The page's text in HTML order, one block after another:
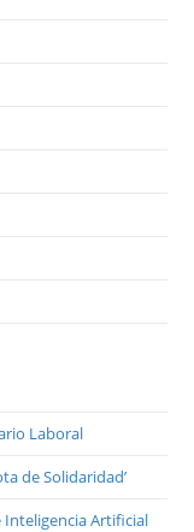
Laboral
de Solidaridad’
Artificial